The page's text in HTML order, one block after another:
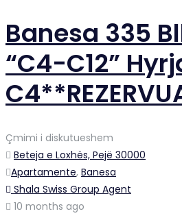
Banesa 335
“C4-C12”
Çmimi i diskutueshem
Beteja e Loxhës, Pejë 30000
Apartamente, Banesa
Shala Swiss Group Agent
10 months ago